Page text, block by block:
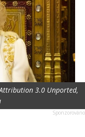
3.0 Unported,